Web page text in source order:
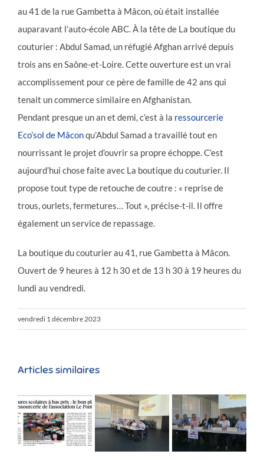
au 41 de la rue Gambetta à Mâcon, où était installée
auparavant l’auto-école ABC. À la tête de La boutique du
couturier : Abdul Samad, un réfugié Afghan arrivé depuis
trois ans en Saône-et-Loire. Cette ouverture est un vrai
accomplissement pour ce père de famille de 42 ans qui
tenait un commerce similaire en Afghanistan.
Pendant presque un an et demi, c’est à la ressourcerie
Eco’sol de Mâconqu’Abdul Samad a travaillé tout en
nourrissant le projet d’ouvrir sa propre échoppe. C’est
aujourd’hui chose faite avec La boutique du couturier. Il
propose tout type de retouche de coutre : « reprise de
trous, ourlets, fermetures… Tout », précise-t-il. Il offre
également un service de repassage.
La boutique du couturier au 41, rue Gambetta à Mâcon.
Ouvert de 9 heures à 12 h 30 et de 13 h 30 à 19 heures du
lundi au vendredi.
vendredi 1 décembre 2023
Articles similaires